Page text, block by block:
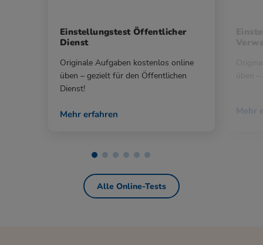
Einstellungstest Öffentlicher
Dienst
Originale Aufgaben kostenlos online
üben – gezielt für den Öffentlichen
Dienst!
Mehr erfahren Mehr
Alle Online-Tests